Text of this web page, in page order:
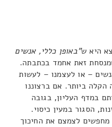
היא ש"באופן כללי, אנשים
זאת אחמד בכתבתה.
– או לעצמנו – לעשות
הקלה ביותר. אם ברצוננו
במדף העליון, בגובה
הסגור במעין כיסוי.
מחפשים לצמצם את החיכוך